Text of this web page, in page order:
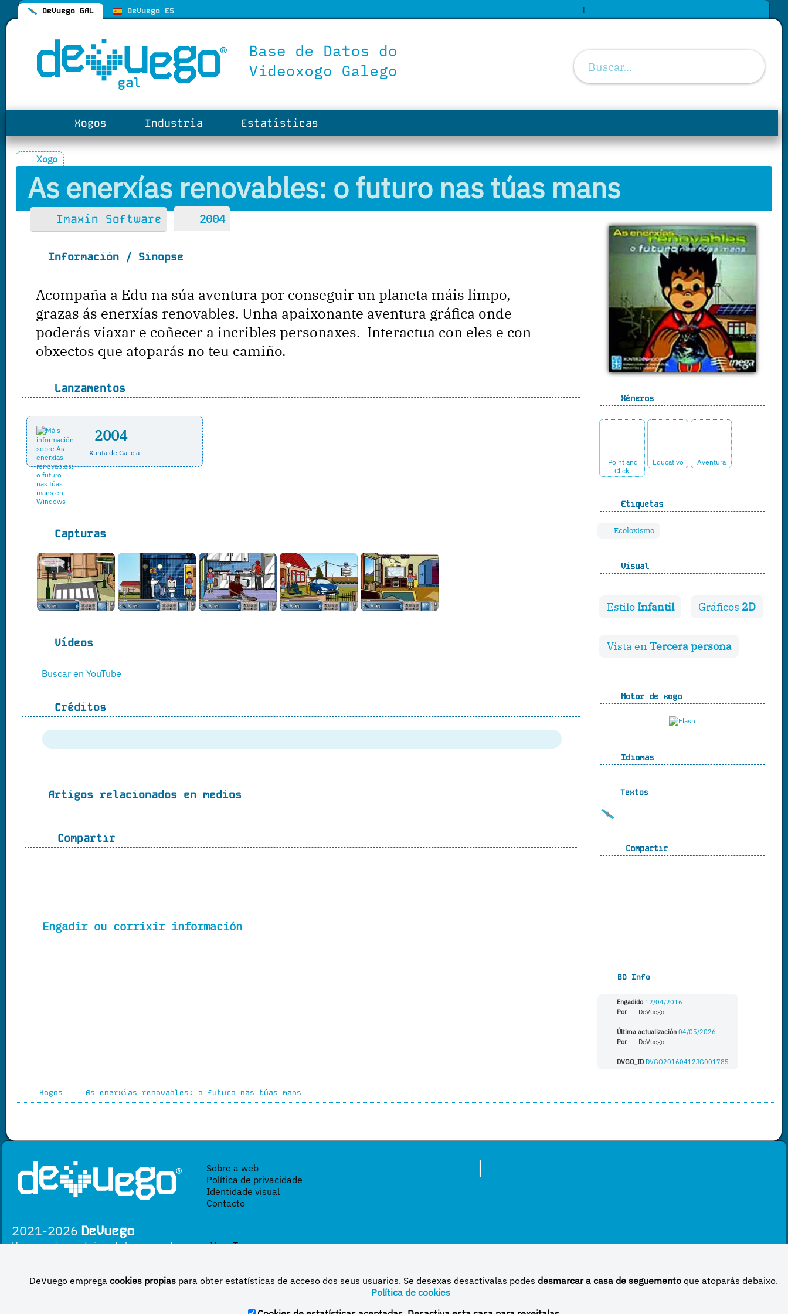
|
DeVuego GAL DeVuego ES
Xogos Industria Estatísticas
Xogo
As enerxías renovables: o futuro nas túas mans
Imaxin Software 2004
Xéneros
Point and
Click
Educativo Aventura
Etiquetas
Ecoloxismo
Visual
Estilo Infantil Gráficos 2D
Vista en Tercera persona
Motor de xogo
Idiomas
Textos
Compartir
BD Info
Engadido 12/04/2016
Por
DeVuego
Última actualización 04/05/2026
Por
DeVuego
DVGO_ID DVGO20160412JG001785
Información / Sinopse
Acompaña a Edu na súa aventura por conseguir un planeta máis limpo,
grazas ás enerxías renovables. Unha apaixonante aventura gráfica onde
poderás viaxar e coñecer a incribles personaxes. Interactua con eles e con
obxectos que atoparás no teu camiño.
Lanzamentos
2004
Xunta de Galicia
Capturas
Vídeos
Buscar en YouTube
Créditos
Artigos relacionados en medios
Compartir
Engadir ou corrixir información
Xogos As enerxías renovables: o futuro nas túas mans
|
Sobre a web
Política de privacidade
Identidade visual
Contacto
2021-2026 DeVuego
Un proxecto sen ánimo de lucro creado por Yova Turnes
Esta obra está baixo unha licenza de Creative Commons Reconocimiento-NoComercial-CompartirIgual 4.0 Internacional
DeVuego emprega cookies propiaspara obter estatísticas de acceso dos seus usuarios. Se desexas desactivalas podes desmarcar a casa de seguementoque atoparás debaixo.
Política de cookies